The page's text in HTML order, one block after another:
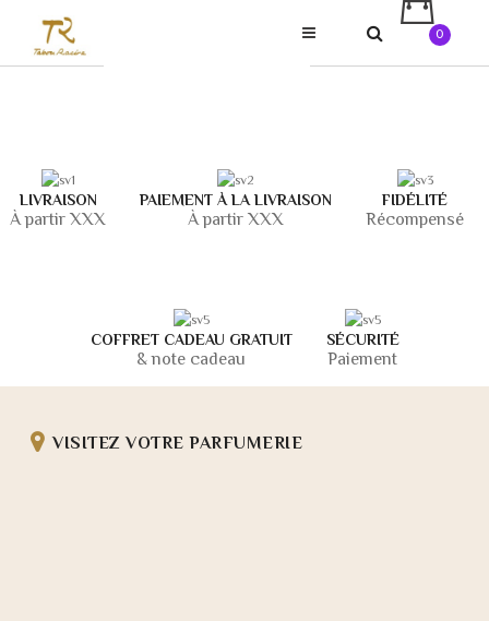
0
LIVRAISON
À partir XXX
PAIEMENT À LA LIVRAISON
À partir XXX
FIDÉLITÉ
Récompensé
COFFRET CADEAU GRATUIT
& note cadeau
SÉCURITÉ
Paiement
VISITEZ VOTRE PARFUMERIE